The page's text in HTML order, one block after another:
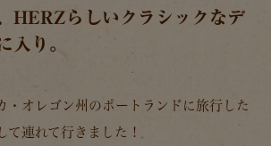
HERZらしいクラシックなデ
入り。
・オレゴン州のポートランドに旅行した
て連れて行きました！